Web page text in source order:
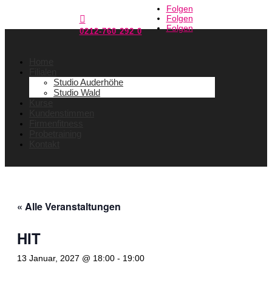

0212-760 292 0
Folgen
Folgen
Folgen
Studio Auderhöhe
Studio Wald
« Alle Veranstaltungen
HIT
13 Januar, 2027 @ 18:00 - 19:00